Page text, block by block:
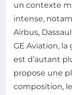
un contexte
intense,
Airbus,
GE Aviation,
est d’autant
propose une
composition,